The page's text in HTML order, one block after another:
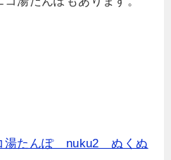
たんぽ nuku2 ぬくぬ